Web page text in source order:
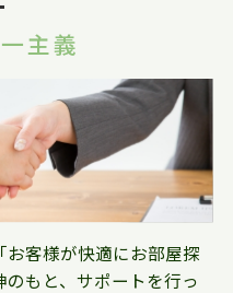
主義
客様が快適にお部屋探
もと、サポートを行っ